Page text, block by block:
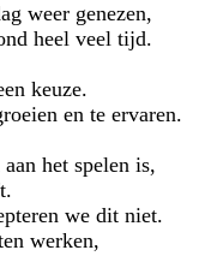
weer genezen,
heel veel tijd.
keuze.
en te ervaren.
het spelen is,
we dit niet.
werken,